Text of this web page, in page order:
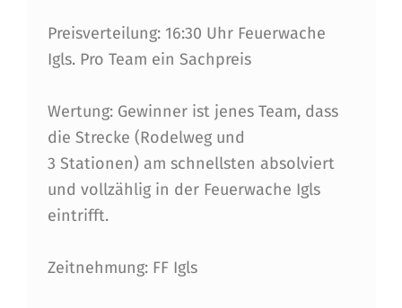
0
0
4
Preisverteilung: 16:30 Uhr Feuerwache
Igls. Pro Team ein Sachpreis
Wertung: Gewinner ist jenes Team, dass
die Strecke (Rodelweg und
3 Stationen) am schnellsten absolviert
und vollzählig in der Feuerwache Igls
eintrifft.
Zeitnehmung: FF Igls